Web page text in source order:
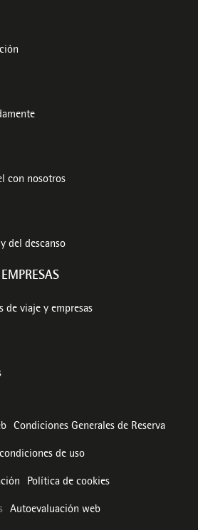
con nosotros
del descanso
de viaje y empresas
Condiciones Generales de Reserva
de uso
Política de cookies
Autoevaluación web